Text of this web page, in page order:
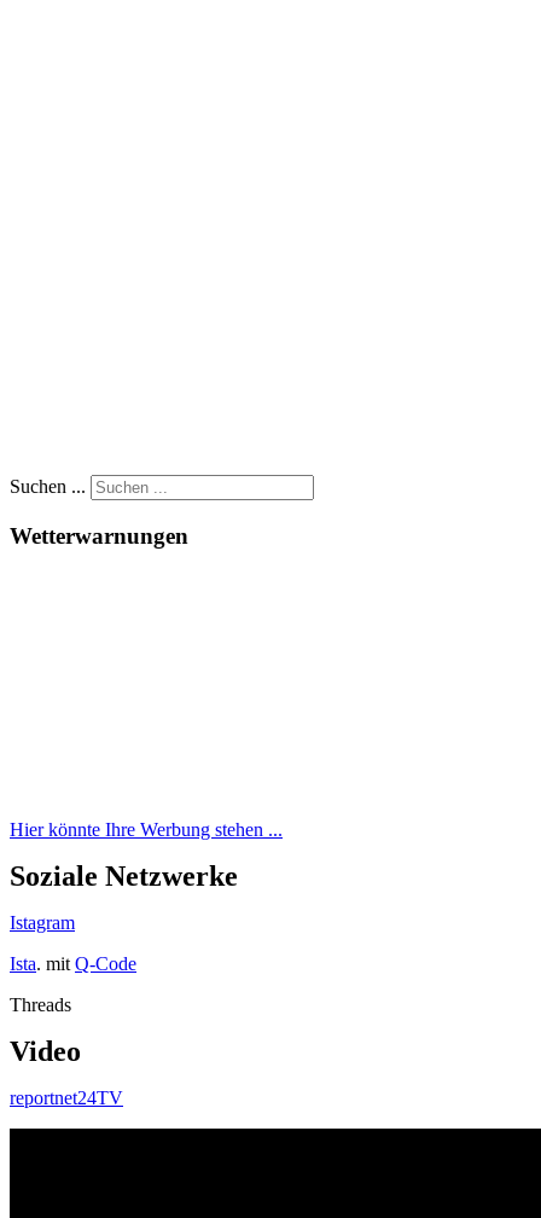
Suchen ...
Wetterwarnungen
Hier könnte Ihre Werbung stehen ...
Soziale Netzwerke
Istagram
Ista. mit Q-Code
Threads
Video
reportnet24TV